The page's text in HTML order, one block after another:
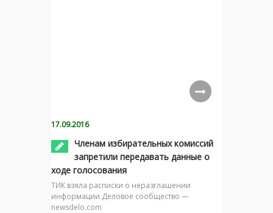
17.09.2016
Членам избирательных комиссий
запретили передавать данные о
ходе голосования
ТИК взяла расписки о неразглашении
информации Деловое сообщество —
newsdelo.com